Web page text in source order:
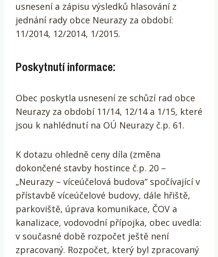
usnesení a zápisu výsledků hlasování z
jednání rady obce Neurazy za období:
11/2014, 12/2014, 1/2015.
Poskytnutí informace:
Obec poskytla usnesení ze schůzí rad obce
Neurazy za období 11/14, 12/14 a 1/15, které
jsou k nahlédnutí na OÚ Neurazy č.p. 61.
K dotazu ohledně ceny díla (změna
dokončené stavby hostince č.p. 20 –
„Neurazy – víceúčelová budova“ spočívající v
přístavbě víceúčelové budovy, dále hřiště,
parkoviště, úprava komunikace, ČOV a
kanalizace, vodovodní přípojka, obec uvedla:
v současné době rozpočet ještě není
zpracovaný. Rozpočet, který byl zpracovaný